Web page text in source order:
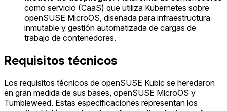
como servicio (CaaS) que utiliza Kubernetes sobre
openSUSE MicroOS, diseñada para infraestructura
inmutable y gestión automatizada de cargas de
trabajo de contenedores.
Requisitos técnicos
Los requisitos técnicos de openSUSE Kubic se heredaron
en gran medida de sus bases, openSUSE MicroOS y
Tumbleweed. Estas especificaciones representan los